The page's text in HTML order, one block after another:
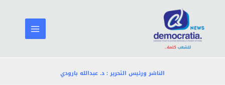
المحتوى
الناشر ورئيس التحرير : د. عبدالله بارودي